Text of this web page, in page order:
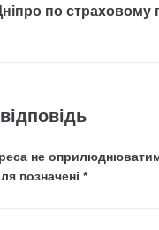
по страховому
не
позначені *